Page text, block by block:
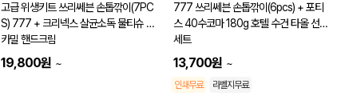
고급 위생키트 쓰리쎄븐 손톱깎이(7PC
S) 777 + 크리넥스 살균소독 물티슈 +
카밀 핸드크림
19,800원 ~
777 쓰리쎄븐 손톱깎이(6pcs) + 포티
스 40수코마 180g 호텔 수건 타올 선물
세트
13,700원 ~
인쇄무료 라벨지무료